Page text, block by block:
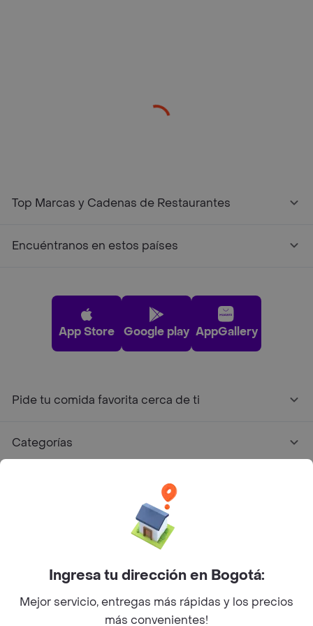
Top Marcas y Cadenas de Restaurantes
Encuéntranos en estos países
App Store Google play AppGallery
Pide tu comida favorita cerca de ti
Categorías
Facebook
Twitter
Instagram
©2026Rappi Inc. All rights reserved.
Ingresa tu dirección en Bogotá:
Mejor servicio, entregas más rápidas y los precios
más convenientes!